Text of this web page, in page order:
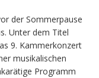
der Sommerpause
Unter dem Titel
9. Kammerkonzert
musikalischen
Programm